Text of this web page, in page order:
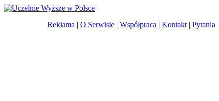
Reklama | O Serwisie | Współpraca | Kontakt | Pytania